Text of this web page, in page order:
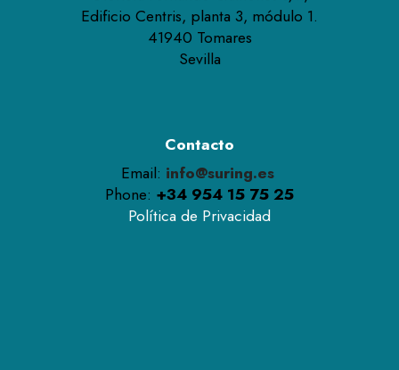
Edificio Centris, planta 3, módulo 1.
41940 Tomares
Sevilla
Contacto
Email: info@suring.es
Phone: +34 954 15 75 25
Política de Privacidad